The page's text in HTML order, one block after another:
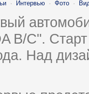
· Интервью · Фото ·
B/C".
Над